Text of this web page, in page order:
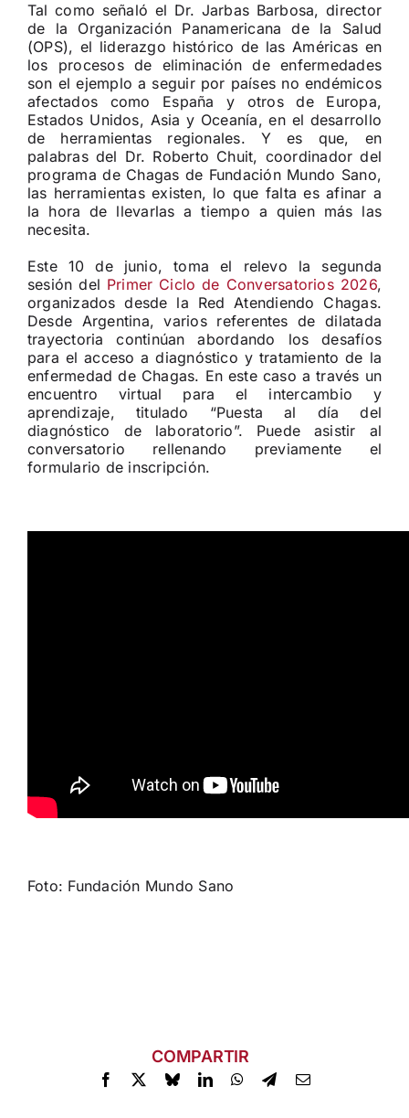
Tal como señaló el Dr. Jarbas Barbosa, director
de la Organización Panamericana de la Salud
(OPS), el liderazgo histórico de las Américas en
los procesos de eliminación de enfermedades
son el ejemplo a seguir por países no endémicos
afectados como España y otros de Europa,
Estados Unidos, Asia y Oceanía, en el desarrollo
de herramientas regionales. Y es que, en
palabras del Dr. Roberto Chuit, coordinador del
programa de Chagas de Fundación Mundo Sano,
las herramientas existen, lo que falta es afinar a
la hora de llevarlas a tiempo a quien más las
necesita.
Este 10 de junio, toma el relevo la segunda
sesión del Primer Ciclo de Conversatorios 2026,
organizados desde la Red Atendiendo Chagas.
Desde Argentina, varios referentes de dilatada
trayectoria continúan abordando los desafíos
para el acceso a diagnóstico y tratamiento de la
enfermedad de Chagas. En este caso a través un
encuentro virtual para el intercambio y
aprendizaje, titulado “Puesta al día del
diagnóstico de laboratorio”. Puede asistir al
conversatorio rellenando previamente el
formulario de inscripción.
Foto: Fundación Mundo Sano
COMPARTIR